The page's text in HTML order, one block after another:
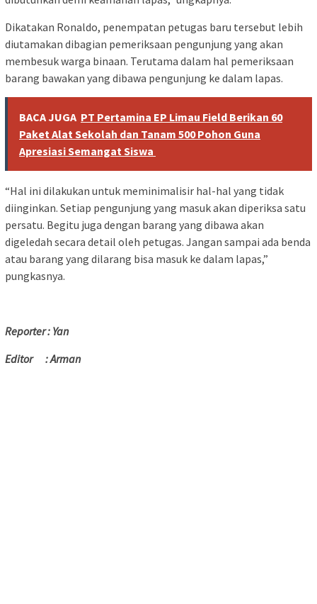
Dikatakan Ronaldo, penempatan petugas baru tersebut lebih
diutamakan dibagian pemeriksaan pengunjung yang akan
membesuk warga binaan. Terutama dalam hal pemeriksaan
barang bawakan yang dibawa pengunjung ke dalam lapas.
BACA JUGA PT Pertamina EP Limau Field Berikan 60
Paket Alat Sekolah dan Tanam 500 Pohon Guna
Apresiasi Semangat Siswa
“Hal ini dilakukan untuk meminimalisir hal-hal yang tidak
diinginkan. Setiap pengunjung yang masuk akan diperiksa satu
persatu. Begitu juga dengan barang yang dibawa akan
digeledah secara detail oleh petugas. Jangan sampai ada benda
atau barang yang dilarang bisa masuk ke dalam lapas,”
pungkasnya.
Reporter : Yan
Editor : Arman